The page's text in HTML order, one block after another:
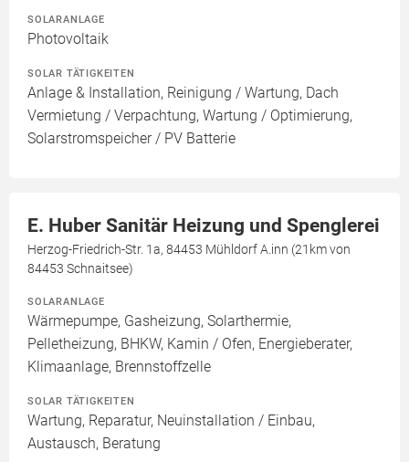
SOLARANLAGE
Photovoltaik
SOLAR TÄTIGKEITEN
Anlage & Installation, Reinigung / Wartung, Dach
Vermietung / Verpachtung, Wartung / Optimierung,
Solarstromspeicher / PV Batterie
E. Huber Sanitär Heizung und Spenglerei
Herzog-Friedrich-Str. 1a, 84453 Mühldorf A.inn (21km von
84453 Schnaitsee)
SOLARANLAGE
Wärmepumpe, Gasheizung, Solarthermie,
Pelletheizung, BHKW, Kamin / Ofen, Energieberater,
Klimaanlage, Brennstoffzelle
SOLAR TÄTIGKEITEN
Wartung, Reparatur, Neuinstallation / Einbau,
Austausch, Beratung